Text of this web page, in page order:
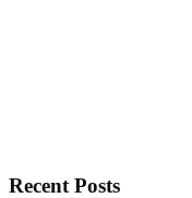
Recent Posts